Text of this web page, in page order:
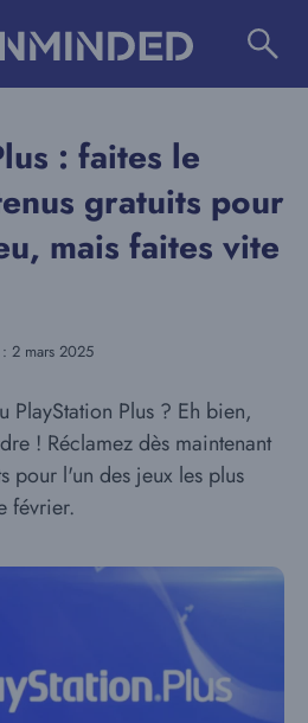
: faites le
gratuits pour
mais faites vite
2 mars 2025
PlayStation Plus ? Eh bien,
! Réclamez dès maintenant
pour l'un des jeux les plus
février.